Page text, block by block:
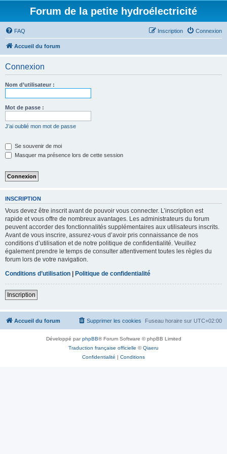
Forum de la petite hydroélectricité
FAQ Connexion
Inscription
Accueil du forum
Connexion
Nom d’utilisateur :
Mot de passe :
J’ai oublié mon mot de passe
Se souvenir de moi
Masquer ma présence lors de cette session
INSCRIPTION
Vous devez être inscrit avant de pouvoir vous connecter. L’inscription est
rapide et vous offre de nombreux avantages. Les administrateurs du forum
peuvent accorder des fonctionnalités supplémentaires aux utilisateurs inscrits.
Avant de vous inscrire, assurez-vous d’avoir pris connaissance de nos
conditions d’utilisation et de notre politique de confidentialité. Veuillez
également prendre le temps de consulter attentivement toutes les règles du
forum lors de votre navigation.
Conditions d’utilisation | Politique de confidentialité
Inscription
Accueil du forum Fuseau horaire sur UTC+02:00
Supprimer les cookies
Développé parphpBB® Forum Software © phpBB Limited
Traduction française officielle ©Qiaeru
Confidentialité | Conditions